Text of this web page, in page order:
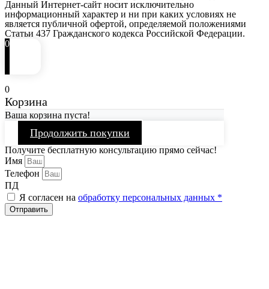
Данный Интернет-сайт носит исключительно
информационный характер и ни при каких условиях не
является публичной офертой, определяемой положениями
Статьи 437 Гражданского кодекса Российской Федерации.
0
0
Корзина
Ваша корзина пуста!
Продолжить покупки
Получите бесплатную консультацию прямо сейчас!
Имя
Телефон
ПД
Я согласен на обработку персональных данных *
Отправить